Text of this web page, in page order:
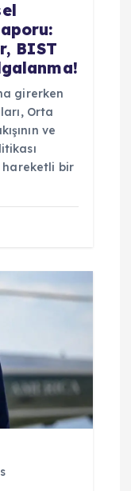
BIST
girerken
Orta
ve
hareketli bir